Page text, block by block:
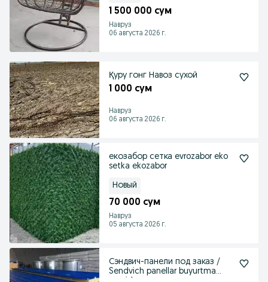
1 500 000 сум
Навруз
06 августа 2026 г.
Қуру гонг Навоз сухой
1 000 сум
Навруз
06 августа 2026 г.
екозабор сетка evrozabor eko
setka ekozabor
Новый
70 000 сум
Навруз
05 августа 2026 г.
Сэндвич-панели под заказ /
Sendvich panellar buyurtma